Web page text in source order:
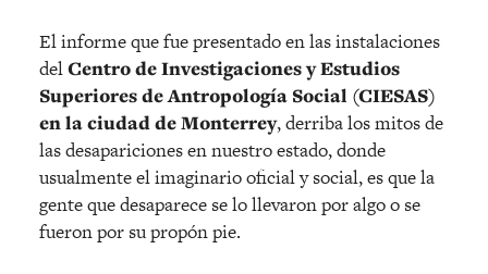
El informe que fue presentado en las instalaciones
delCentro de Investigaciones y Estudios
Superiores de Antropología Social (CIESAS)
en la ciudad de Monterrey, derriba los mitos de
las desapariciones en nuestro estado, donde
usualmente el imaginario oficial y social, es que la
gente que desaparece se lo llevaron por algo o se
fueron por su propón pie.